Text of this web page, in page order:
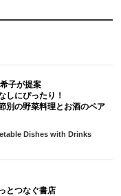
子が提案
しにぴったり！
別の野菜料理とお酒のペア
Dishes with Drinks
とつなぐ書店